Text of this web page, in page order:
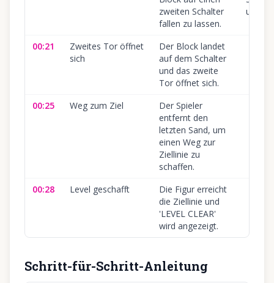
zweiten Schalter
fallen zu lassen.
00:21
Zweites Tor öffnet
sich
Der Block landet
auf dem Schalter
und das zweite
Tor öffnet sich.
00:25
Weg zum Ziel
Der Spieler
entfernt den
letzten Sand, um
einen Weg zur
Ziellinie zu
schaffen.
00:28
Level geschafft
Die Figur erreicht
die Ziellinie und
'LEVEL CLEAR'
wird angezeigt.
Schritt-für-Schritt-Anleitung